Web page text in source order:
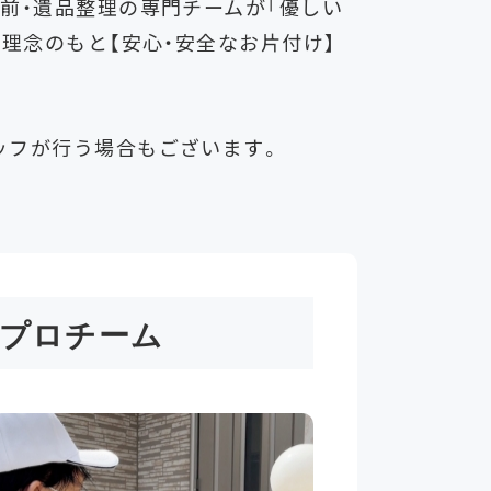
・遺品整理の専門チームが「優しい
念のもと【安心・安全なお片付け】
が行う場合もございます。
ロチーム